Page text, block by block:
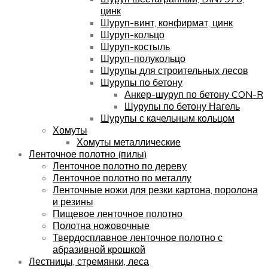
цинк
Шуруп-винт, конфирмат, цинк
Шуруп-кольцо
Шуруп-костыль
Шуруп-полукольцо
Шурупы для строительных лесов
Шурупы по бетону
Анкер-шуруп по бетону CON-R
Шурупы по бетону Нагель
Шурупы с качельным кольцом
Хомуты
Хомуты металлические
Ленточное полотно (пилы)
Ленточное полотно по дереву
Ленточное полотно по металлу
Ленточные ножи для резки картона, поролона
и резины
Пищевое ленточное полотно
Полотна ножовочные
Твердосплавное ленточное полотно с
абразивной крошкой
Лестницы, стремянки, леса